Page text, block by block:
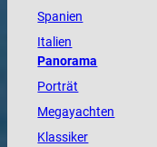
Spanien
Italien
Panorama
Porträt
Megayachten
Klassiker